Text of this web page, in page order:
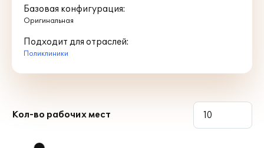
Базовая конфигурация:
Оригинальная
Подходит для отраслей:
Поликлиники
Кол-во рабочих мест